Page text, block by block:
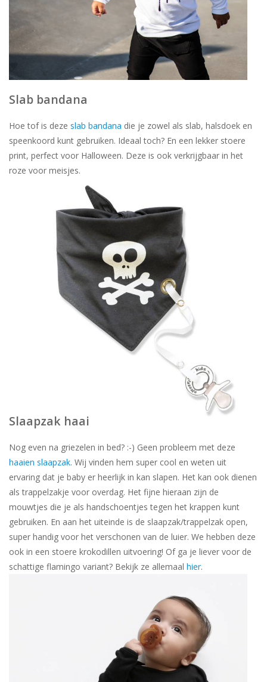
Slab bandana
Hoe tof is deze slab bandana die je zowel als slab, halsdoek en
speenkoord kunt gebruiken. Ideaal toch? En een lekker stoere
print, perfect voor Halloween. Deze is ook verkrijgbaar in het
roze voor meisjes.
Slaapzak haai
Nog even na griezelen in bed? :-) Geen probleem met deze
haaien slaapzak. Wij vinden hem super cool en weten uit
ervaring dat je baby er heerlijk in kan slapen. Het kan ook dienen
als trappelzakje voor overdag. Het fijne hieraan zijn de
mouwtjes die je als handschoentjes tegen het krappen kunt
gebruiken. En aan het uiteinde is de slaapzak/trappelzak open,
super handig voor het verschonen van de luier. We hebben deze
ook in een stoere krokodillen uitvoering! Of ga je liever voor de
schattige flamingo variant? Bekijk ze allemaal hier.